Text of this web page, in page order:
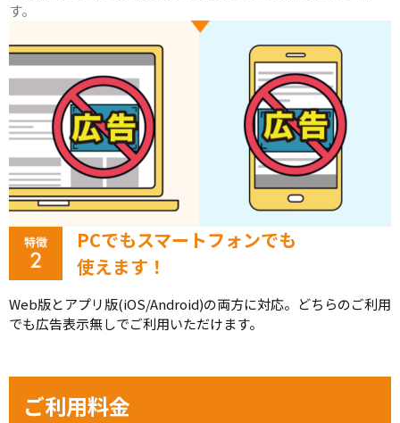
す。
PCでもスマートフォンでも
使えます！
Web版とアプリ版(iOS/Android)の両方に対応。どちらのご利用
でも広告表示無しでご利用いただけます。
ご利用料金